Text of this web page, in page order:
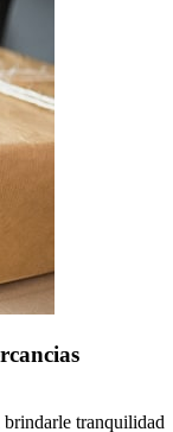
brindarle tranquilidad